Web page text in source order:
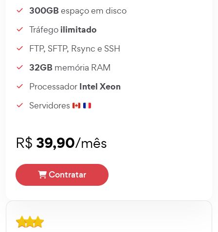
300GBespaço em disco
Tráfego ilimitado
FTP, SFTP, Rsync e SSH
32GB memória RAM
Processador Intel Xeon
Servidores
R$ 39,90/mês
Contratar